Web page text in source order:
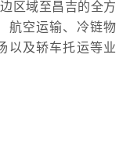
区域至昌吉的全方
航空运输、冷链物
以及轿车托运等业